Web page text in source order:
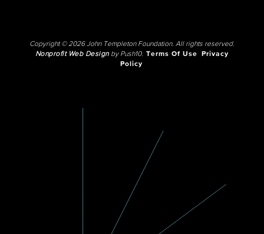
Copyright © 2026 John Templeton Foundation. All rights reserved.
Nonprofit Web Designby Push10. Terms Of Use
Privacy
Policy